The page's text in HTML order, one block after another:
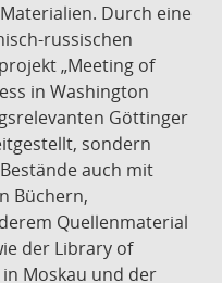
Durch eine
russischen
„Meeting of
in Washington
Göttinger
sondern
auch mit
Büchern,
Quellenmaterial
der Library of
Moskau und der